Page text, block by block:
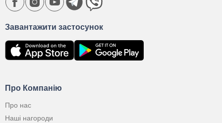
Про Компанію
Про нас
Наші нагороди
Завантажити застосунок